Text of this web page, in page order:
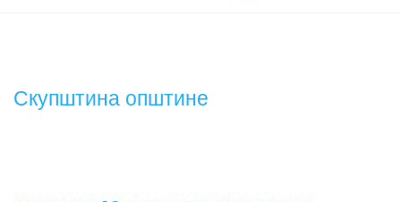
Скупштина општине